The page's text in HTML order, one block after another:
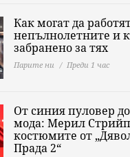
Как могат да
непълнолетните и
забранено за тях
Парите ни Преди 1 час
От синия пуловер
мода: Мерил
костюмите от
Прада 2“